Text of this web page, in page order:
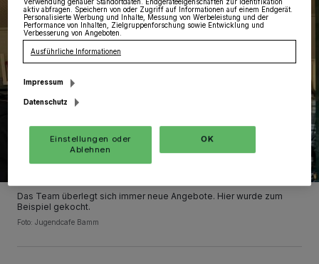
Das Team überlegt sich immer neue Angebote. Hier wurde zum
Beispiel gekocht.
Foto: Jugendcafe Bamm
Verwendung genauer Standortdaten. Endgeräteeigenschaften zur Identifikation
aktiv abfragen. Speichern von oder Zugriff auf Informationen auf einem Endgerät.
Personalisierte Werbung und Inhalte, Messung von Werbeleistung und der
Performance von Inhalten, Zielgruppenforschung sowie Entwicklung und
Verbesserung von Angeboten.
Ausführliche Informationen
Impressum
Datenschutz
Einstellungen oder
Ablehnen
OK